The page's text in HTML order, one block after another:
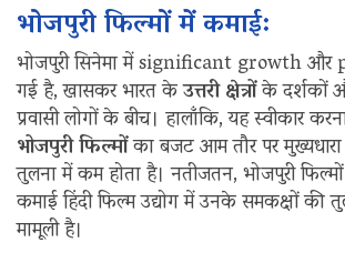
भोजपुरी फिल्मों में कमाई:
भोजपुरी सिनेमा में significant growth
गई है, खासकर भारत केउत्तरी क्षेत्रोंके दर्शकों
प्रवासी लोगों के बीच। हालाँकि, यह स्वीकार
भोजपुरी फिल्मोंका बजट आम तौर पर मुख्यधारा
तुलना में कम होता है। नतीजतन, भोजपुरी
कमाई हिंदी फिल्म उद्योग में उनके समकक्षों की
मामूली है।